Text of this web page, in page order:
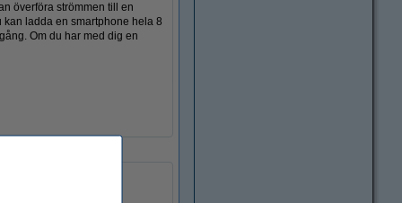
överföra strömmen till en
ladda en smartphone hela 8
Om du har med dig en